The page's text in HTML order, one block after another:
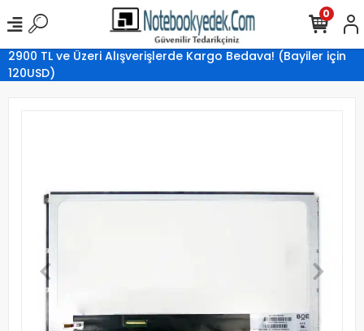
2900 TL ve Üzeri Alışverişlerde Kargo Bedava! (Bayiler için
120USD)
0